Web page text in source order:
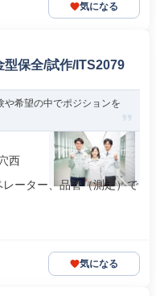
気になる
型保全/試作/ITS2079
や希望の中でポジションを
西
ーター、品管（測定）で
気になる